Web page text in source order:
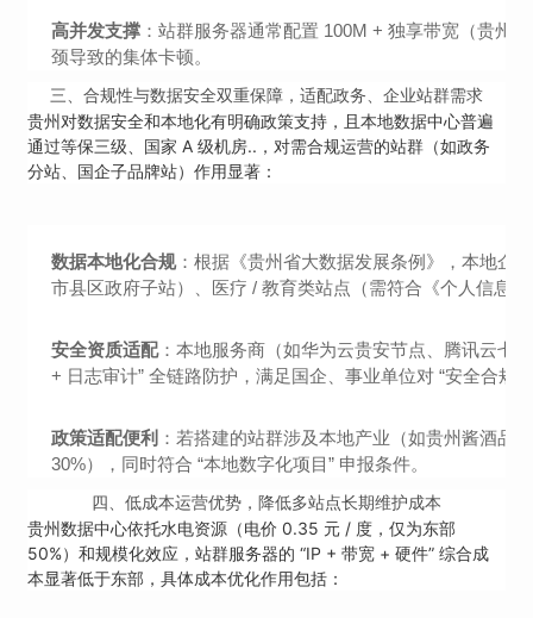
高并发支撑 ：站群服务器通常配置 100M + 独享带宽（贵州
颈导致的集体卡顿。
三、 合规性与数据安全双重保障，适配政务、企业站群需求
贵州对数据安全和本地化有明确政策支持，且本地数据中心普遍
通过等保三级、国家 A 级机房..，对需合规运营的站群（如政务
分站、国企子品牌站）作用显著：
数据本地化合规：根据《贵州省大数据发展条例》，本地企
市县区政府子站）、医疗 / 教育类站点（需符合《个人信息
安全资质适配：本地服务商（如华为云贵安节点、腾讯云七
+ 日志审计” 全链路防护，满足国企、事业单位对 “安全合规”
政策适配便利 ：若搭建的站群涉及本地产业（如贵州酱酒品
30%），同时符合 “本地数字化项目” 申报条件。
四、 低成本运营优势，降低多站点长期维护成本
贵州数据中心依托水电资源（电价 0.35 元 / 度，仅为东部
50%）和规模化效应，站群服务器的 “IP + 带宽 + 硬件” 综合成
本显著低于东部，具体成本优化作用包括：